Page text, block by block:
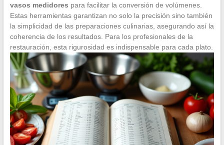
vasos medidores para facilitar la conversión de volúmenes.
Estas herramientas garantizan no solo la precisión sino también
la simplicidad de las preparaciones culinarias, asegurando así la
coherencia de los resultados. Para los profesionales de la
restauración, esta rigurosidad es indispensable para cada plato.